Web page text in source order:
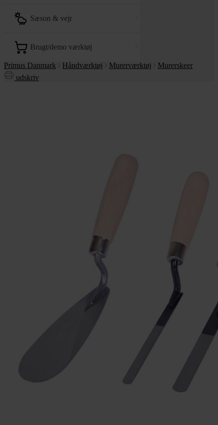
sæson & vejr
brugt/demo værktøj
Primus Danmark Håndværktøj Murerværktøj
Murerskeer
udskriv